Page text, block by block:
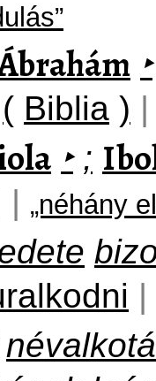
‣
( Biblia ) |
‣ ;
| „néhány
|